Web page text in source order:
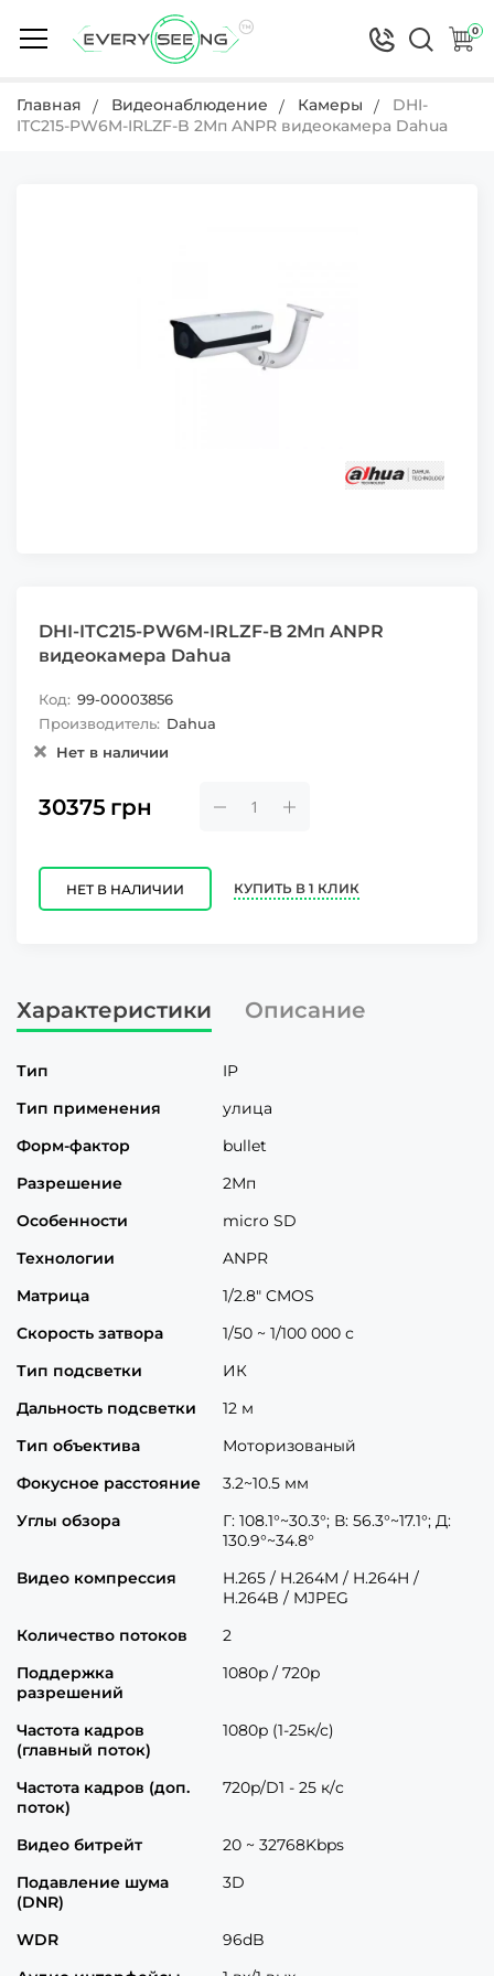
0
Главная Видеонаблюдение Камеры
DHI-
ITC215-PW6M-IRLZF-B 2Мп ANPR видеокамера Dahua
DHI-ITC215-PW6M-IRLZF-B 2Мп ANPR
видеокамера Dahua
Код: 99-00003856
Производитель: Dahua
Нет в наличии
30375 грн
НЕТ В НАЛИЧИИ КУПИТЬ В 1 КЛИК
Характеристики Описание
Тип
IP
Тип применения
улица
Форм-фактор
bullet
Разрешение
2Мп
Особенности
micro SD
Технологии
ANPR
Матрица
1/2.8" CMOS
Скорость затвора
1/50 ~ 1/100 000 с
Тип подсветки
ИК
Дальность подсветки
12 м
Тип объектива
Моторизованый
Фокусное расстояние
3.2~10.5 мм
Углы обзора
Г: 108.1°~30.3°; В: 56.3°~17.1°; Д:
130.9°~34.8°
Видео компрессия
H.265 / H.264M / H.264H /
H.264B / MJPEG
Количество потоков
2
Поддержка
разрешений
1080p / 720p
Частота кадров
(главный поток)
1080p (1-25к/с)
Частота кадров (доп.
поток)
720p/D1 - 25 к/c
Видео битрейт
20 ~ 32768Kbps
Подавление шума
(DNR)
3D
WDR
96dB